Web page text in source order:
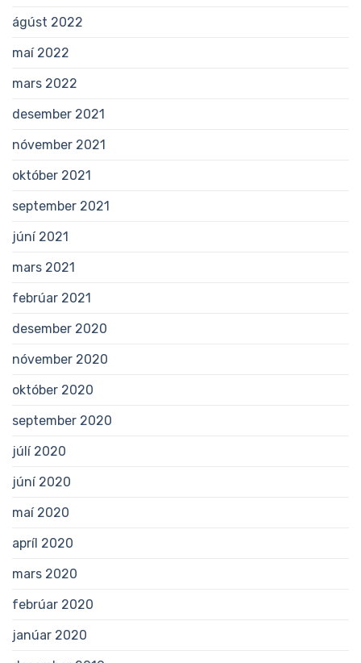
ágúst 2022
maí 2022
mars 2022
desember 2021
nóvember 2021
október 2021
september 2021
júní 2021
mars 2021
febrúar 2021
desember 2020
nóvember 2020
október 2020
september 2020
júlí 2020
júní 2020
maí 2020
apríl 2020
mars 2020
febrúar 2020
janúar 2020